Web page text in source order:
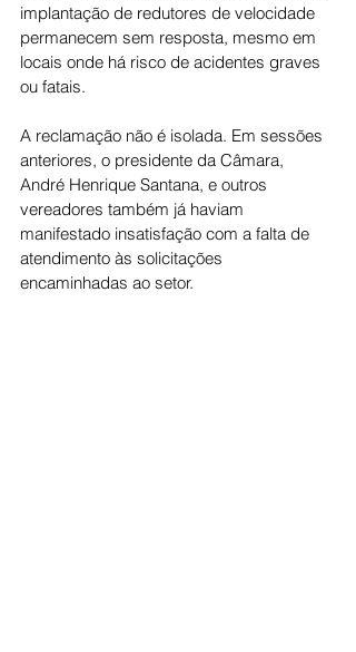
implantação de redutores de velocidade
permanecem sem resposta, mesmo em
locais onde há risco de acidentes graves
ou fatais.
A reclamação não é isolada. Em sessões
anteriores, o presidente da Câmara,
André Henrique Santana, e outros
vereadores também já haviam
manifestado insatisfação com a falta de
atendimento às solicitações
encaminhadas ao setor.